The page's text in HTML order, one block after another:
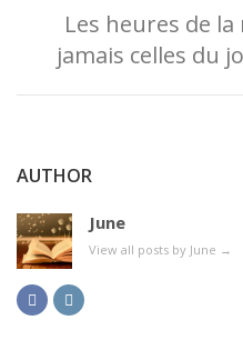
Les heures de
jamais celles du
AUTHOR
June
View all posts by June →